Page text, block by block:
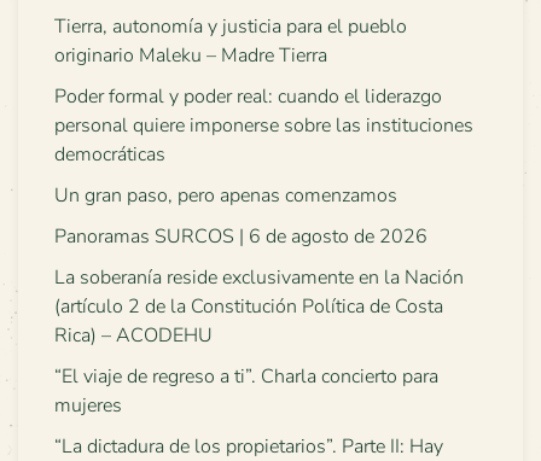
Tierra, autonomía y justicia para el pueblo
originario Maleku – Madre Tierra
Poder formal y poder real: cuando el liderazgo
personal quiere imponerse sobre las instituciones
democráticas
Un gran paso, pero apenas comenzamos
Panoramas SURCOS | 6 de agosto de 2026
La soberanía reside exclusivamente en la Nación
(artículo 2 de la Constitución Política de Costa
Rica) – ACODEHU
“El viaje de regreso a ti”. Charla concierto para
mujeres
“La dictadura de los propietarios”. Parte II: Hay